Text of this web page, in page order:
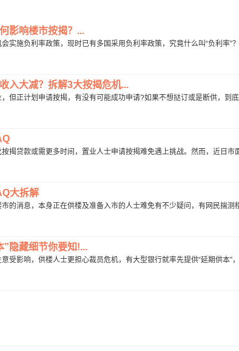
影响楼市按揭？...
实施负利率政策，现时已有多国采用负利率政策，究竟什么叫“负利率”
入大减？拆解3大按揭危机...
但正计划申请按揭，有没有可能成功申请?如果不想挞订或是断供，到
揭贷款或需更多时间，置业人士申请按揭难免遇上挑战。然而，近日市
大拆解
的消息，本身正在供楼及准备入市的人士难免有不少疑问，有网民揣测
”隐藏细节你要知!...
受影响，供楼人士更担心裁员危机，有大型银行就率先提供“延期供本”